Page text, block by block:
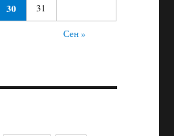
30
31
Сен »